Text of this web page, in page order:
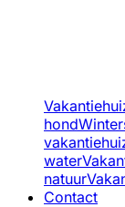
hond
water
natuur
Contact